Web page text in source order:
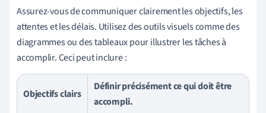
Assurez-vous de communiquer clairement les objectifs, les
attentes et les délais. Utilisez des outils visuels comme des
diagrammes ou des tableaux pour illustrer les tâches à
accomplir. Ceci peut inclure :
Objectifs clairs
Définir précisément ce qui doit être
accompli.